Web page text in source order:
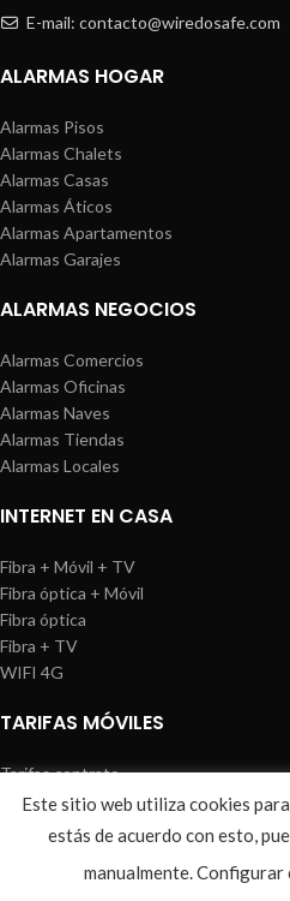
E-mail: contacto@wiredosafe.com
ALARMAS HOGAR
Alarmas Pisos
Alarmas Chalets
Alarmas Casas
Alarmas Áticos
Alarmas Apartamentos
Alarmas Garajes
ALARMAS NEGOCIOS
Alarmas Comercios
Alarmas Oficinas
Alarmas Naves
Alarmas Tiendas
Alarmas Locales
INTERNET EN CASA
Fibra + Móvil + TV
Fibra óptica + Móvil
Fibra óptica
Fibra + TV
WIFI 4G
TARIFAS MÓVILES
Tarifas contrato
Tarifas prepago
WIREDOSAFE Aviso Legal
Este sitio web utiliza cookies
estás de acuerdo con esto,
manualmente.Configurar